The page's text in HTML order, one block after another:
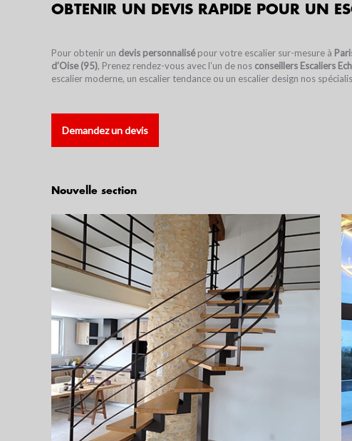
OBTENIR UN DEVIS RAPIDE POUR UN
Pour obtenir un devis personnalisépour votre escalier sur-mesure à
d’Oise (95), Prenez rendez-vous avec l’un de nos conseillers Escaliers
escalier moderne, un escalier tendance ou un escalier design nos
Demandez un devis
Nouvelle section